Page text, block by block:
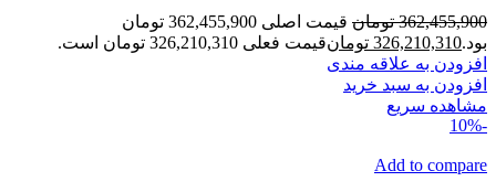
362,455,900 تومان
قیمت اصلی 362,455,900 تومان
بود.326,210,310 تومانقیمت فعلی 326,210,310 تومان است.
افزودن به علاقه مندی
افزودن به سبد خرید
مشاهده سریع
-10%
Add to compare